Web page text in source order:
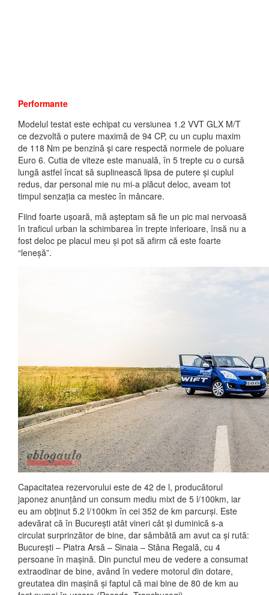
Performante
Modelul testat este echipat cu versiunea 1.2 VVT GLX M/T
ce dezvoltă o putere maximă de 94 CP, cu un cuplu maxim
de 118 Nm pe benzină şi care respectă normele de poluare
Euro 6. Cutia de viteze este manuală, în 5 trepte cu o cursă
lungă astfel încat să suplinească lipsa de putere și cuplul
redus, dar personal mie nu mi-a plăcut deloc, aveam tot
timpul senzația ca mestec în mâncare.
Fiind foarte ușoară, mă așteptam să fie un pic mai nervoasă
în traficul urban la schimbarea în trepte inferioare, însă nu a
fost deloc pe placul meu și pot să afirm că este foarte
“leneșă”.
Capacitatea rezervorului este de 42 de l, producătorul
japonez anunțând un consum mediu mixt de 5 l/100km, iar
eu am obţinut 5.2 l/100km în cei 352 de km parcurși. Este
adevărat că în București atât vineri cât și duminică s-a
circulat surprinzător de bine, dar sâmbătă am avut ca și rută:
București – Piatra Arsă – Sinaia – Stâna Regală, cu 4
persoane în mașină. Din punctul meu de vedere a consumat
extraodinar de bine, având în vedere motorul din dotare,
greutatea din mașină și faptul că mai bine de 80 de km au